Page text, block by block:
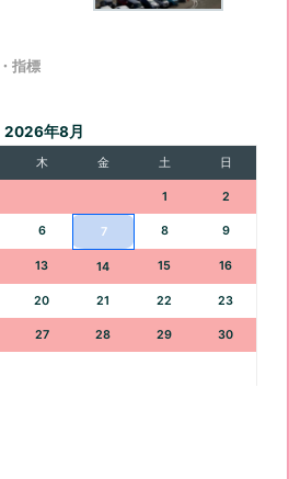
指標
2026年8月
木 金 土 日
1 2
6 7 8 9
13 14 15 16
20 21 22 23
27 28 29 30